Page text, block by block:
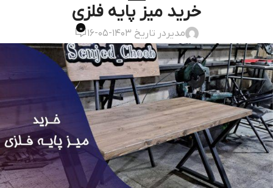
خرید میز پایه فلزی
مدیر در تاریخ 1403-05-16 0